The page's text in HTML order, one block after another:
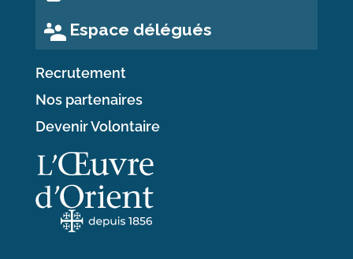
Espace délégués
Recrutement
Nos partenaires
Devenir Volontaire